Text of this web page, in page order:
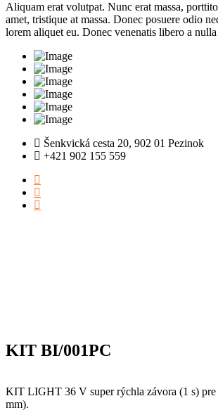
Aliquam erat volutpat. Nunc erat massa,
amet, tristique at massa. Donec posuere odio
lorem aliquet eu. Donec venenatis libero a nulla
Šenkvická cesta 20, 902 01 Pezinok
+421 902 155 559
KIT BI/001PC
KIT LIGHT 36 V super rýchla závora (1 s) pre
mm).